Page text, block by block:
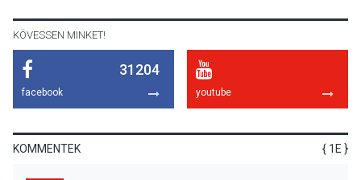
KÖVESSEN MINKET!
31204
facebook youtube
KOMMENTEK { 1E }